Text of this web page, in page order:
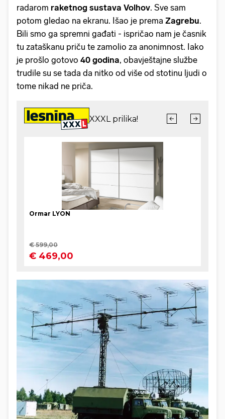
radarom raketnog sustava Volhov. Sve sam
potom gledao na ekranu. Išao je prema Zagrebu.
Bili smo ga spremni gađati - ispričao nam je časnik
tu zataškanu priču te zamolio za anonimnost. Iako
je prošlo gotovo 40 godina, obavještajne službe
trudile su se tada da nitko od više od stotinu ljudi o
tome nikad ne priča.